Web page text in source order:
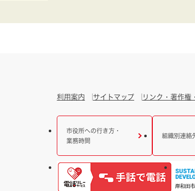
利用案内 サイトマップ リンク・著作権
市役所への行き方・
業務時間
組織別連絡